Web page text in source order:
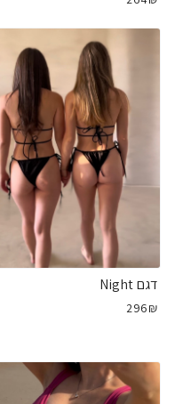
דגם Night
296₪